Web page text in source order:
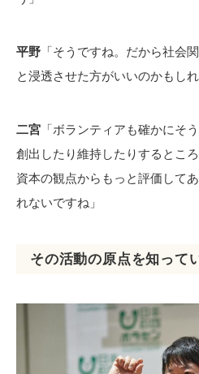
平野 「そうですね。だから社会
と浸透させた方がいいのかもしれ
二宮 「ボランティアも確かにそ
創出したり維持したりするとこ
資本の観点からもっと評価して
れないですね」
その活動の原点を知って